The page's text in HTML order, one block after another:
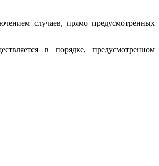
случаев, прямо предусмотренных
в порядке, предусмотренном